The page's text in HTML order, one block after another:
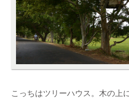
こっちはツリーハウス。木の上